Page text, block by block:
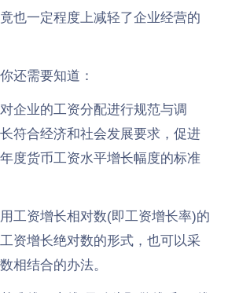
也一定程度上减轻了企业经营的
还需要知道：
企业的工资分配进行规范与调
符合经济和社会发展要求，促进
度货币工资水平增长幅度的标准
工资增长相对数(即工资增长率)的
资增长绝对数的形式，也可以采
相结合的办法。